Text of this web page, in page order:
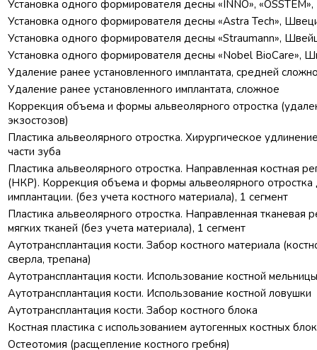
Установка одного формирователя десны «INNO»,
Установка одного формирователя десны «Astra Tech»,
Установка одного формирователя десны «Straumann»,
Установка одного формирователя десны «Nobel BioCare»,
Удаление ранее установленного имплантата, средней
Удаление ранее установленного имплантата, сложное
Коррекция объема и формы альвеолярного отростка
экзостозов)
Пластика альвеолярного отростка. Хирургическое
части зуба
Пластика альвеолярного отростка. Направленная костная
(НКР). Коррекция объема и формы альвеолярного отростка
имплантации. (без учета костного материала), 1 сегмент
Пластика альвеолярного отростка. Направленная тканевая
мягких тканей (без учета материала), 1 сегмент
Аутотрансплантация кости. Забор костного материала
сверла, трепана)
Аутотрансплантация кости. Использование костной мельницы
Аутотрансплантация кости. Использование костной ловушки
Аутотрансплантация кости. Забор костного блока
Костная пластика с использованием аутогенных костных
Остеотомия (расщепление костного гребня)